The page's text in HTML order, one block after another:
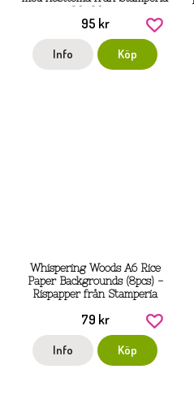
95 kr
Info Köp
Whispering Woods A6 Rice
Paper Backgrounds (8pcs) -
Rispapper från Stamperia
79 kr
Info Köp